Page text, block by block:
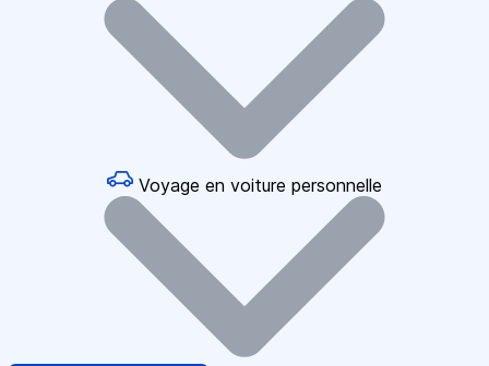
Voyage en voiture personnelle